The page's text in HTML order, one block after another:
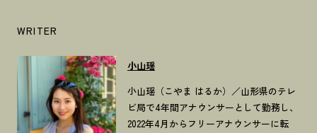
WRITER
小山瑶
小山瑶（こやま はるか）／山形県のテレ
ビ局で4年間アナウンサーとして勤務し、
2022年4月からフリーアナウンサーに転